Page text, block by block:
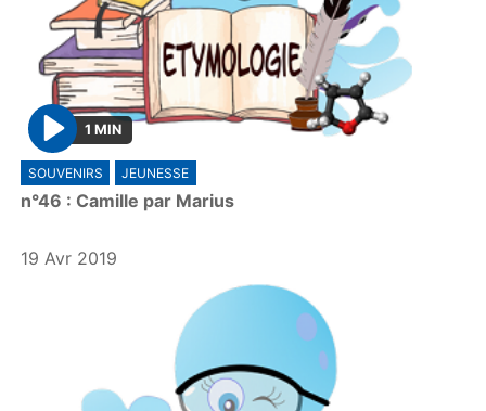
P
l
a
1 MIN
SOUVENIRS JEUNESSE
n°46 : Camille par Marius
19 Avr 2019